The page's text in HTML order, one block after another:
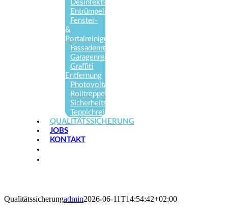
Desinfektionen
Entrümpelungen
Fenster-
&
Portalreinigung
Fassadenreinigung
Garagenreinigung
Graffiti
Entfernung
Photovoltaikreinigung
Rolltreppenreinigung
Sicherheitstechnik
Teppichreinigung
QUALITÄTSSICHERUNG
JOBS
KONTAKT
Qualitätssicherungadmin2026-06-11T14:54:42+02:00